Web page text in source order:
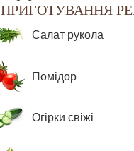
ПРИГОТУВАННЯ
Салат рукола
Помідор
Огірки свіжі